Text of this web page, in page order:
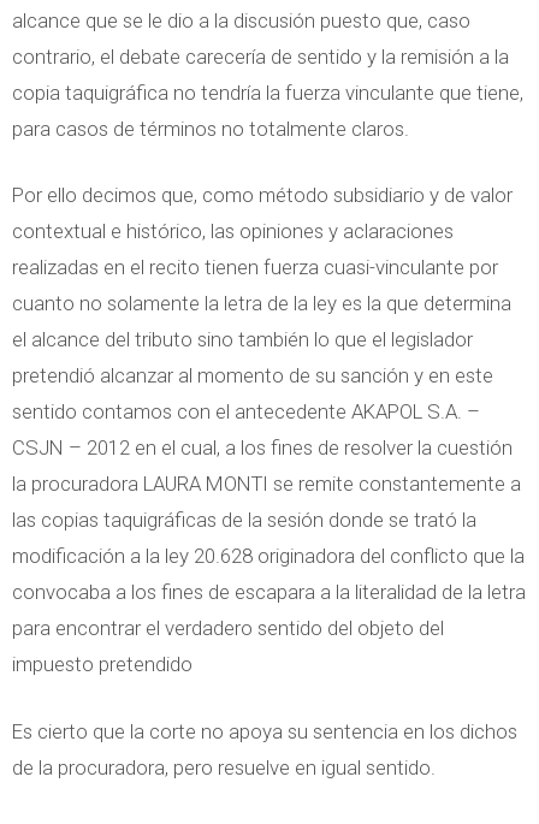
alcance que se le dio a la discusión puesto que, caso
contrario, el debate carecería de sentido y la remisión a la
copia taquigráfica no tendría la fuerza vinculante que tiene,
para casos de términos no totalmente claros.
Por ello decimos que, como método subsidiario y de valor
contextual e histórico, las opiniones y aclaraciones
realizadas en el recito tienen fuerza cuasi-vinculante por
cuanto no solamente la letra de la ley es la que determina
el alcance del tributo sino también lo que el legislador
pretendió alcanzar al momento de su sanción y en este
sentido contamos con el antecedente AKAPOL S.A. –
CSJN – 2012 en el cual, a los fines de resolver la cuestión
la procuradora LAURA MONTI se remite constantemente a
las copias taquigráficas de la sesión donde se trató la
modificación a la ley 20.628 originadora del conflicto que la
convocaba a los fines de escapara a la literalidad de la letra
para encontrar el verdadero sentido del objeto del
impuesto pretendido
Es cierto que la corte no apoya su sentencia en los dichos
de la procuradora, pero resuelve en igual sentido.